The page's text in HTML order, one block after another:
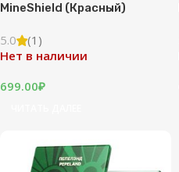
MineShield (Красный)
5.0
(1)
Нет в наличии
699.00₽